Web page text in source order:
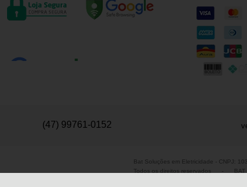
(47) 99761-0152
Bat Soluções em Eletricidade - CNPJ:
Todos os direitos reservados
-